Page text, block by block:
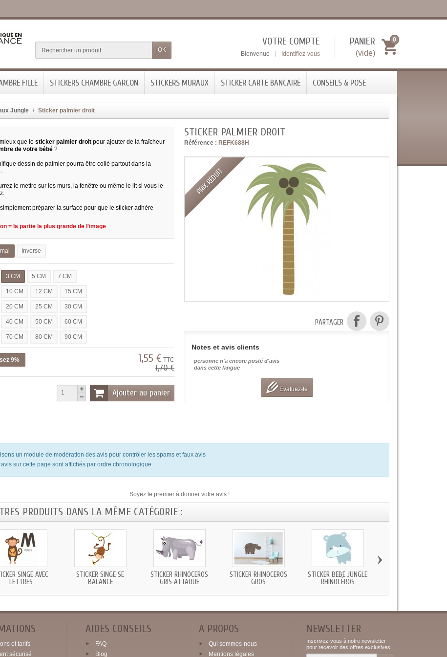
OK
PANIER
(vide)
0
VOTRE COMPTE
Bienvenue Identifiez-vous
FILLE STICKERS CHAMBRE GARCON STICKERS MURAUX STICKER CARTE BANCAIRE CONSEILS & POSE
Jungle Sticker palmier droit
STICKER PALMIER DROIT
Référence : REFK688H
PRIX RÉDUIT
PARTAGER
Notes et avis clients
personne n'a encore posté d'avis
dans cette langue
Evaluez-le
que lesticker palmier droit pour ajouter de la fraîcheur
de votre bébé ?
dessin de palmier pourra être collé partout dans la
le mettre sur les murs, la fenêtre ou même le lit si vous le
simplement préparer la surface pour que le sticker adhère
= la partie la plus grande de l'image
Inverse
3 CM 5 CM 7 CM
10 CM 12 CM 15 CM
20 CM 25 CM 30 CM
40 CM 50 CM 60 CM
70 CM 80 CM 90 CM
9% 1,55 € TTC
1,70 €
Ajouter au panier
un module de modération des avis pour contrôler les spams et faux avis
avis sur cette page sont affichés par ordre chronologique.
Soyez le premier à donner votre avis !
PRODUITS DANS LA MÊME CATÉGORIE :
SINGE AVEC
LETTRES
STICKER SINGE SE
BALANCE
STICKER RHINOCÉROS
GRIS ATTAQUE
STICKER RHINOCÉROS
GROS
STICKER BEBE JUNGLE
RHINOCÉROS
›
et tarifs
sécurisé
AIDES CONSEILS
FAQ
Blog
A PROPOS
Qui sommes-nous
Mentions légales
NEWSLETTER
Inscrivez-vous à notre newsletter
pour recevoir des offres exclusives